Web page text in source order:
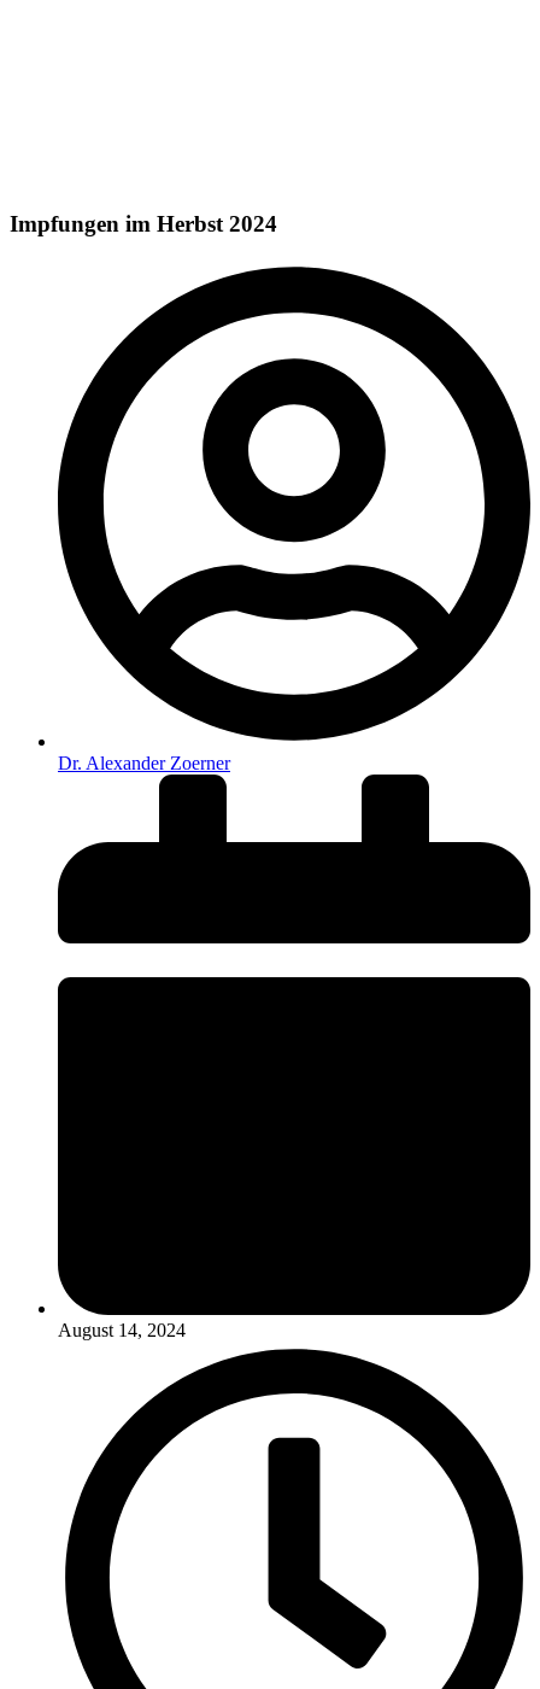
Impfungen im Herbst 2024
Dr. Alexander Zoerner
August 14, 2024